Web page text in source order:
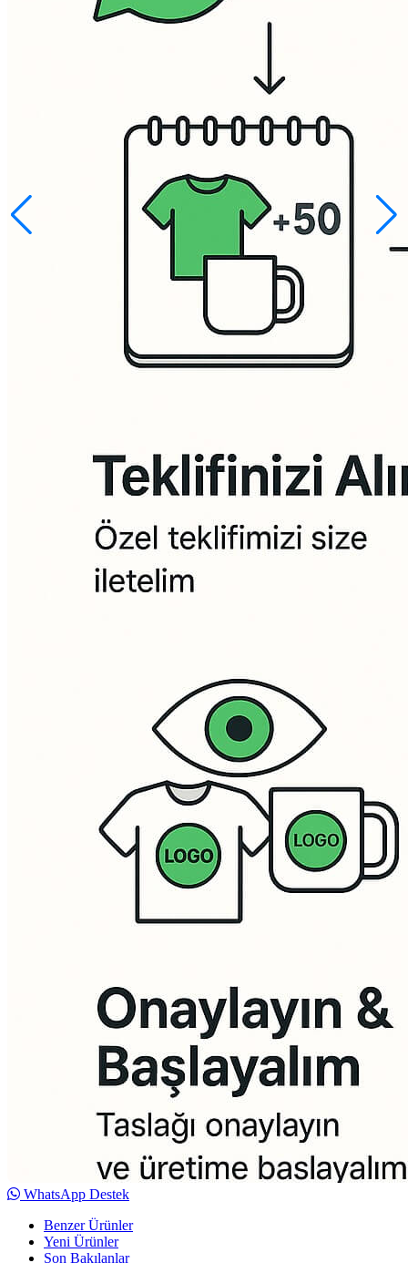
WhatsApp Destek
Benzer Ürünler
Yeni Ürünler
Son Bakılanlar